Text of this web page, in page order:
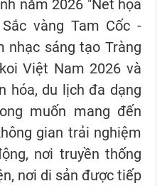
năm 2026 "Nét họa
vàng Tam Cốc -
nhạc sáng tạo Tràng
Việt Nam 2026 và
hóa, du lịch đa dạng
muốn mang đến
gian trải nghiệm
nơi truyền thống
nơi di sản được tiếp